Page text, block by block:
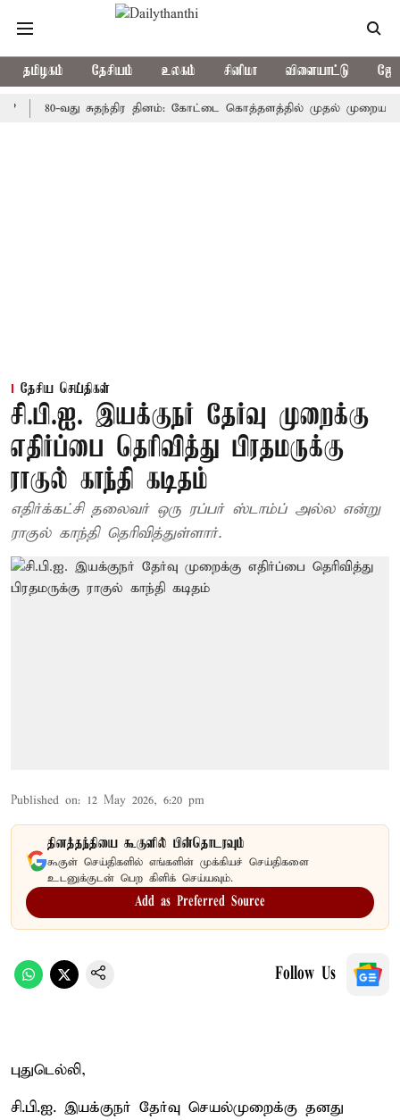
தமிழகம் தேசியம் உலகம் சினிமா விளையாட்டு
80-வது சுதந்திர தினம்: கோட்டை கொத்தளத்தில் முதல் முறையாக
தேசிய செய்திகள்
சி.பி.ஐ. இயக்குநர் தேர்வு முறைக்கு
எதிர்ப்பை தெரிவித்து பிரதமருக்கு
ராகுல் காந்தி கடிதம்
எதிர்க்கட்சி தலைவர் ஒரு ரப்பர் ஸ்டாம்ப் அல்ல என்று
ராகுல் காந்தி தெரிவித்துள்ளார்.
Published on: 12 May 2026, 6:20 pm
தினத்தந்தியை கூகுளில் பின்தொடரவும்
கூகுள் செய்திகளில் எங்களின் முக்கியச் செய்திகளை
உடனுக்குடன் பெற கிளிக் செய்யவும்.
Add as Preferred Source
Follow Us
புதுடெல்லி,
சி.பி.ஐ. இயக்குநர் தேர்வு செயல்முறைக்கு தனது